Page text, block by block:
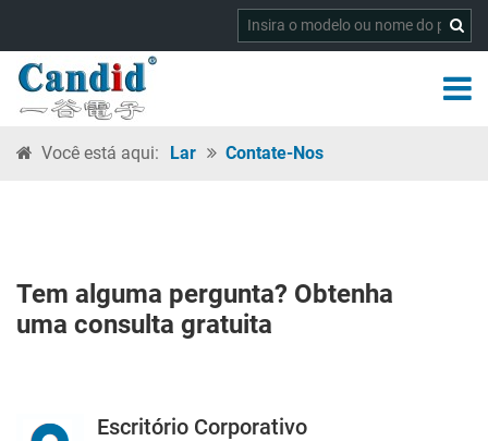
Você está aqui: Lar Contate-Nos
Tem alguma pergunta? Obtenha
uma consulta gratuita
Escritório Corporativo